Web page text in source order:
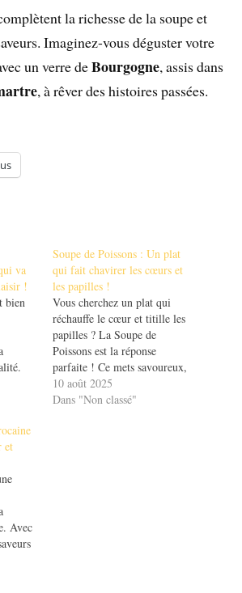
la richesse de la soupe et
Imaginez-vous déguster votre
un verre deBourgogne, assis dans
, à rêver des histoires passées.
va
!
bien
de
de
Soupe de Poissons : Un plat
qui fait chavirer les cœurs et
les papilles !
Vous cherchez un plat qui
réchauffe le cœur et titille les
papilles ? La Soupe de
Poissons est la réponse
parfaite ! Ce mets savoureux,
riche en histoire et en saveurs,
évoque des souvenirs
10 août 2025
Dans "Non classé"
et
Avec
de